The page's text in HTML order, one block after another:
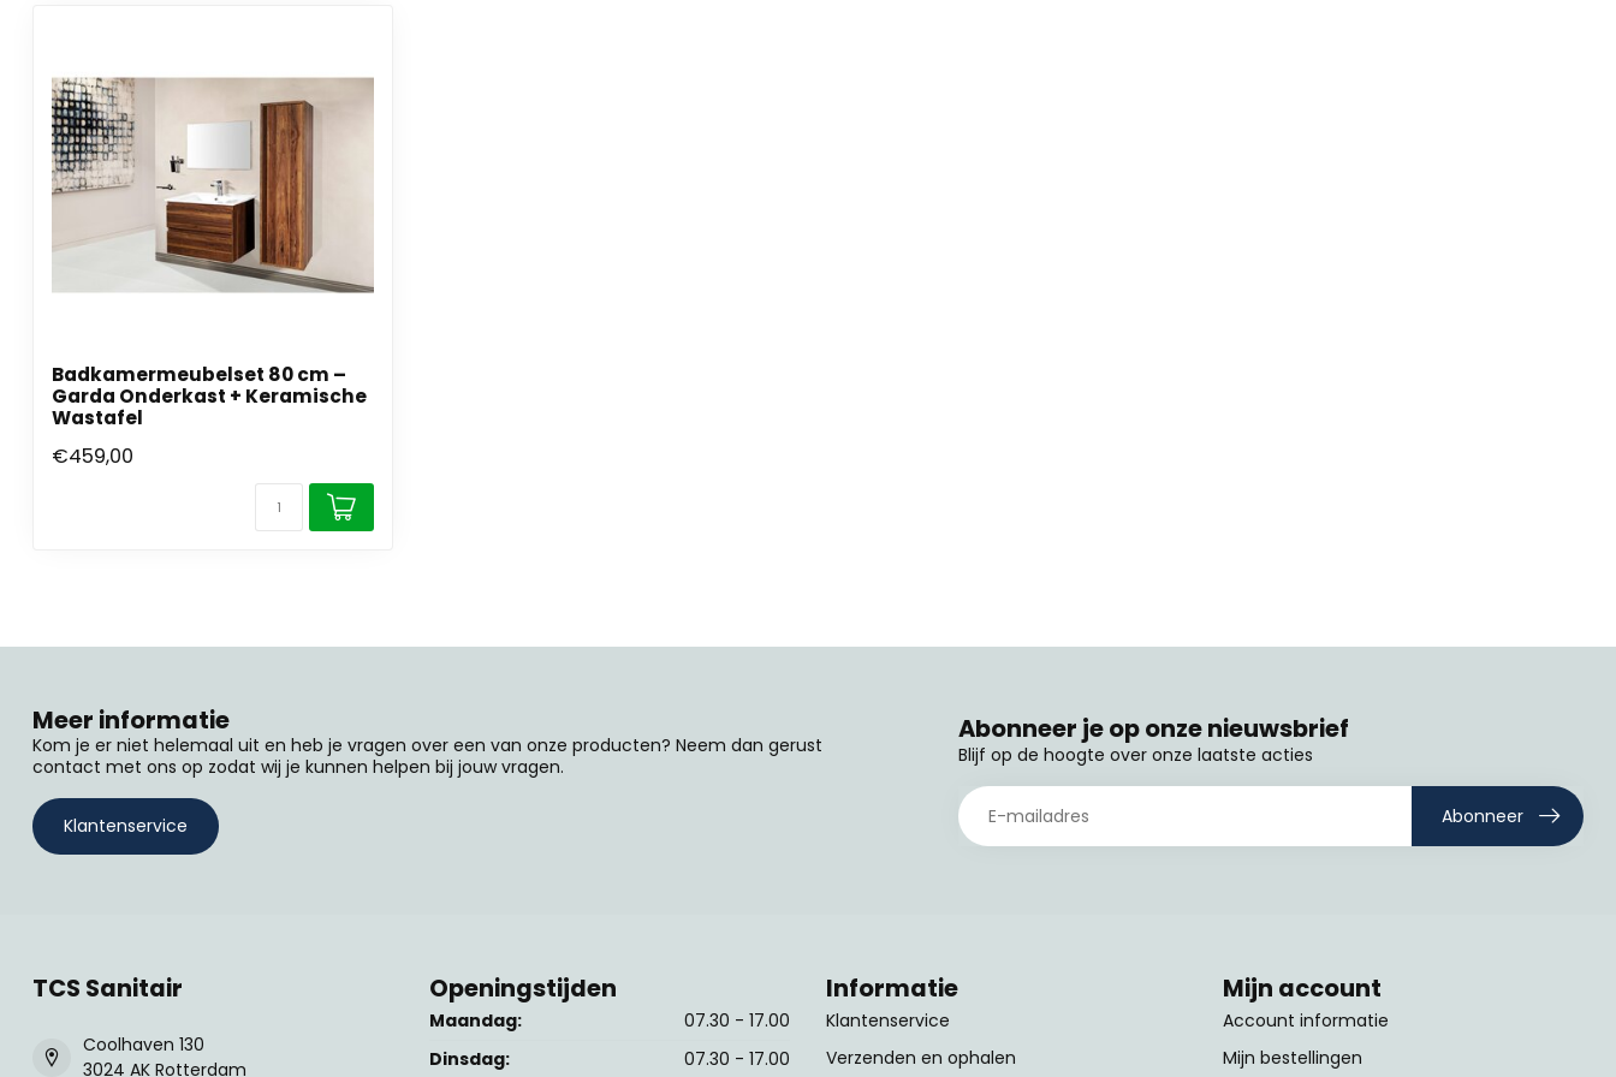
Badkamermeubelset 80 cm –
Garda Onderkast + Keramische
Wastafel
€459,00
Meer informatie
Kom je er niet helemaal uit en heb je vragen over een van onze producten? Neem dan gerust
contact met ons op zodat wij je kunnen helpen bij jouw vragen.
Klantenservice
Abonneer je op onze nieuwsbrief
Blijf op de hoogte over onze laatste acties
Abonneer
TCS Sanitair
Coolhaven 130
3024 AK Rotterdam
Openingstijden
Maandag:
07.30 - 17.00
Dinsdag:
07.30 - 17.00
Informatie
Klantenservice
Verzenden en ophalen
Mijn account
Account informatie
Mijn bestellingen